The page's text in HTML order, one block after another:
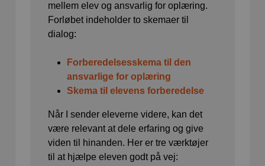
mellem elev og ansvarlig for oplæring.
Forløbet indeholder to skemaer til
dialog:
Forberedelsesskema til den
ansvarlige for oplæring
Skema til elevens forberedelse
Når I sender eleverne videre, kan det
være relevant at dele erfaring og give
viden til hinanden. Her er tre værktøjer
til at hjælpe eleven godt på vej: